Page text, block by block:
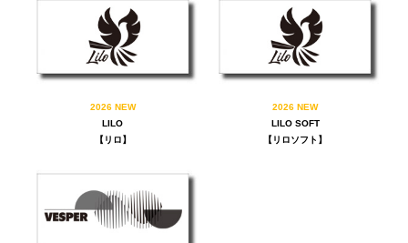
2026 NEW
LILO
【リロ】
2026 NEW
LILO SOFT
【リロソフト】